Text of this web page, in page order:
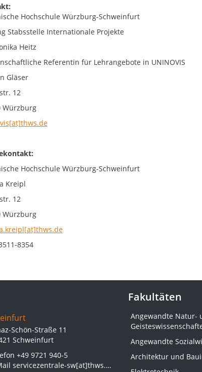
Hochschule Würzburg-Schweinfurt
Stabsstelle Internationale Projekte
Heitz
Referentin für Lehrangebote in UNINOVIS
Gläser
12
Würzburg
Hochschule Würzburg-Schweinfurt
Kreipl
12
Würzburg
8354
Schön-Straße 11
Schweinfurt
+49 9721 940-5
servicezentrale-sw[at]thws.de
Fakultäten
Angewandte Natur-
Angewandte
Architektur und